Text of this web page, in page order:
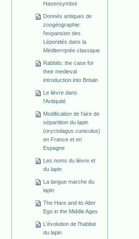
Hasensymbol
Donnés antiques de
zoogéographie:
l'expansion des
Léporidés dans la
Méditerrqnée classique
Rabbits: the case for
their medieval
introduction into Britain
Le lièvre dans
l'Antiquité
Modification de l'aire de
sépartition du lapin
(oryctolagus cuniculus)
en France et en
Espagne
Les noms du lièvre et
du lapin
La langue marche du
lapin
The Hare and its Alter
Ego in the Middle Ages
L'évolution de l'habitat
du lapin